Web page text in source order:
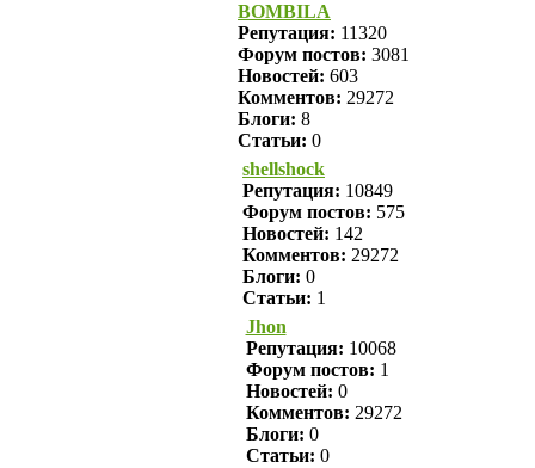
BOMBILA
Репутация: 11320
Форум постов: 3081
Новостей: 603
Комментов: 29272
Блоги: 8
Статьи: 0
shellshock
Репутация: 10849
Форум постов: 575
Новостей: 142
Комментов: 29272
Блоги: 0
Статьи: 1
Jhon
Репутация: 10068
Форум постов: 1
Новостей: 0
Комментов: 29272
Блоги: 0
Статьи: 0